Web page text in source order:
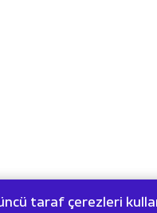
taraf çerezleri